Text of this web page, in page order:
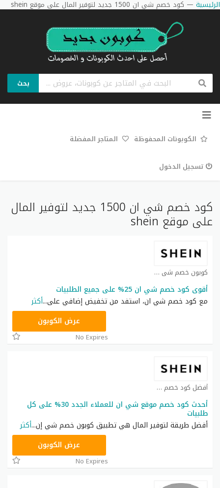
الرئيسية — كود خصم شي ان 1500 جديد لتوفير المال على موقع shein
بحث
تخطي
الكوبونات المحفوظة المتاجر المفضلة
تسجيل الدخول
كود خصم شي ان 1500 جديد لتوفير المال
على موقع shein
كوبون خصم شي ان كوبون
أقوى كود خصم شي ان 25% على جميع الطلبيات
مع كود خصم شي ان، استفد من تخفيض إضافي على...أكثر
عرض الكوبون
No Expires
أفضل كود خصم شي ان كوبون
أحدث كود خصم موقع شي ان للعملاء الجدد 30% على كل
طلبيات
أفضل طريقة لتوفير المال هي تطبيق كوبون خصم شي إن...أكثر
عرض الكوبون
No Expires